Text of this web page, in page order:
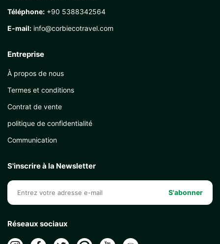
Téléphone: +90 5388342564
E-mail: info@corbiecotravel.com
Entreprise
À propos de nous
Termes et conditions
Contrat de vente
politique de confidentialité
Communication
S'inscrire à la Newsletter
S'abonner
Réseaux sociaux